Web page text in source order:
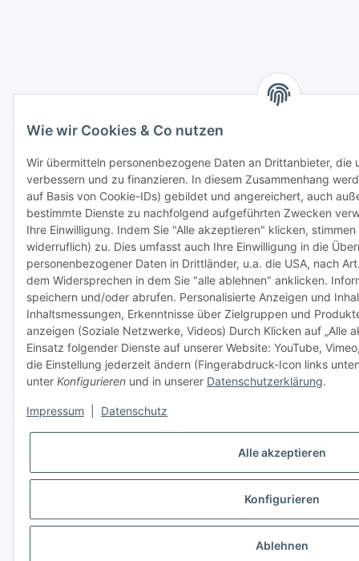
Wie wir Cookies & Co nutzen
Wir übermitteln personenbezogene Daten an Drittanbieter, die
verbessern und zu finanzieren. In diesem Zusammenhang
auf Basis von Cookie-IDs) gebildet und angereichert, auch
bestimmte Dienste zu nachfolgend aufgeführten Zwecken
Ihre Einwilligung. Indem Sie "Alle akzeptieren" klicken,
widerruflich) zu. Dies umfasst auch Ihre Einwilligung in die
personenbezogener Daten in Drittländer, u.a. die USA, nach
dem Widersprechen in dem Sie "alle ablehnen" anklicken.
speichern und/oder abrufen. Personalisierte Anzeigen und
Inhaltsmessungen, Erkenntnisse über Zielgruppen und
anzeigen (Soziale Netzwerke, Videos) Durch Klicken auf „Alle
Einsatz folgender Dienste auf unserer Website: YouTube,
die Einstellung jederzeit ändern (Fingerabdruck-Icon links
unter Konfigurieren und in unserer Datenschutzerklärung.
Impressum Datenschutz
Alle akzeptieren
Konfigurieren
Ablehnen